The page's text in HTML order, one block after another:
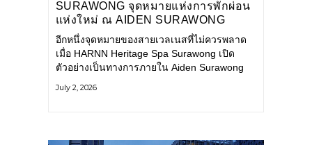
SURAWONG จุดหมายแห่งการพักผ่อน
แห่งใหม่ ณ AIDEN SURAWONG
BANGKOK
อีกหนึ่งจุดหมายของสายเวลเนสที่ไม่ควรพลาด
เมื่อ HARNN Heritage Spa Surawong เปิด
ตัวอย่างเป็นทางการภายใน Aiden Surawong
ของเมืองใหญ่ มาสัมผัสประสบการณ์การพักผ่อน
July 2, 2026